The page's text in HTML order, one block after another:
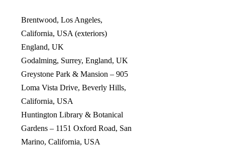
Brentwood, Los Angeles,
California, USA (exteriors)
England, UK
Godalming, Surrey, England, UK
Greystone Park & Mansion – 905
Loma Vista Drive, Beverly Hills,
California, USA
Huntington Library & Botanical
Gardens – 1151 Oxford Road, San
Marino, California, USA